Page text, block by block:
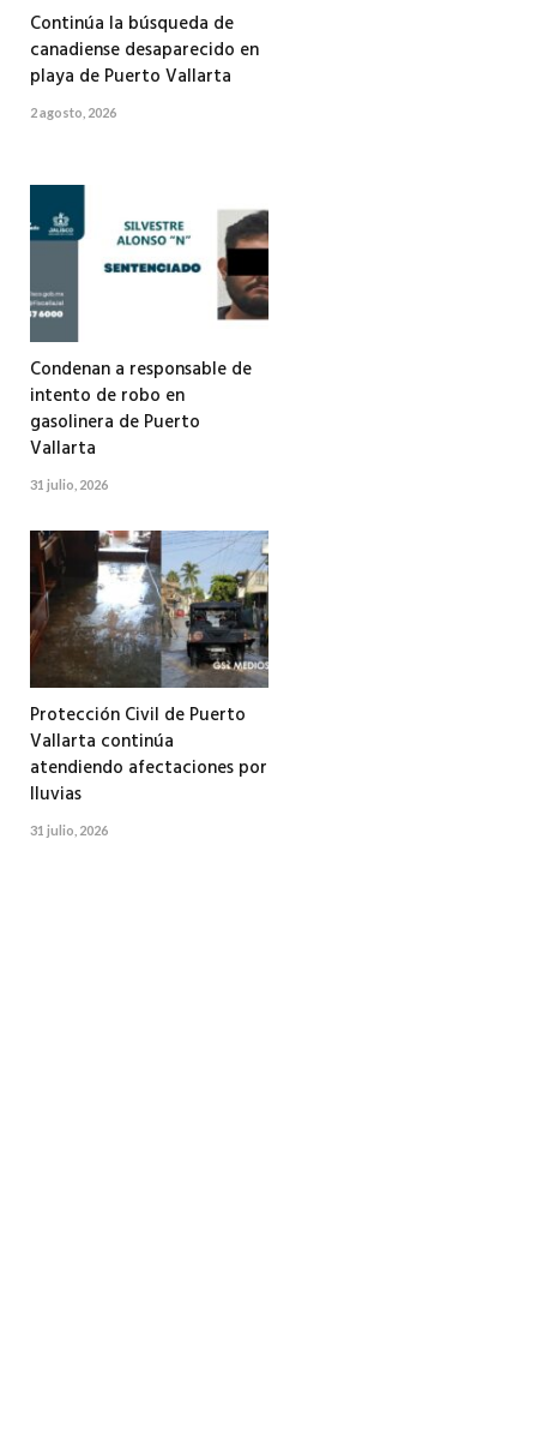
Continúa la búsqueda de
canadiense desaparecido en
playa de Puerto Vallarta
2 agosto, 2026
Condenan a responsable de
intento de robo en
gasolinera de Puerto
Vallarta
31 julio, 2026
Protección Civil de Puerto
Vallarta continúa
atendiendo afectaciones por
lluvias
31 julio, 2026